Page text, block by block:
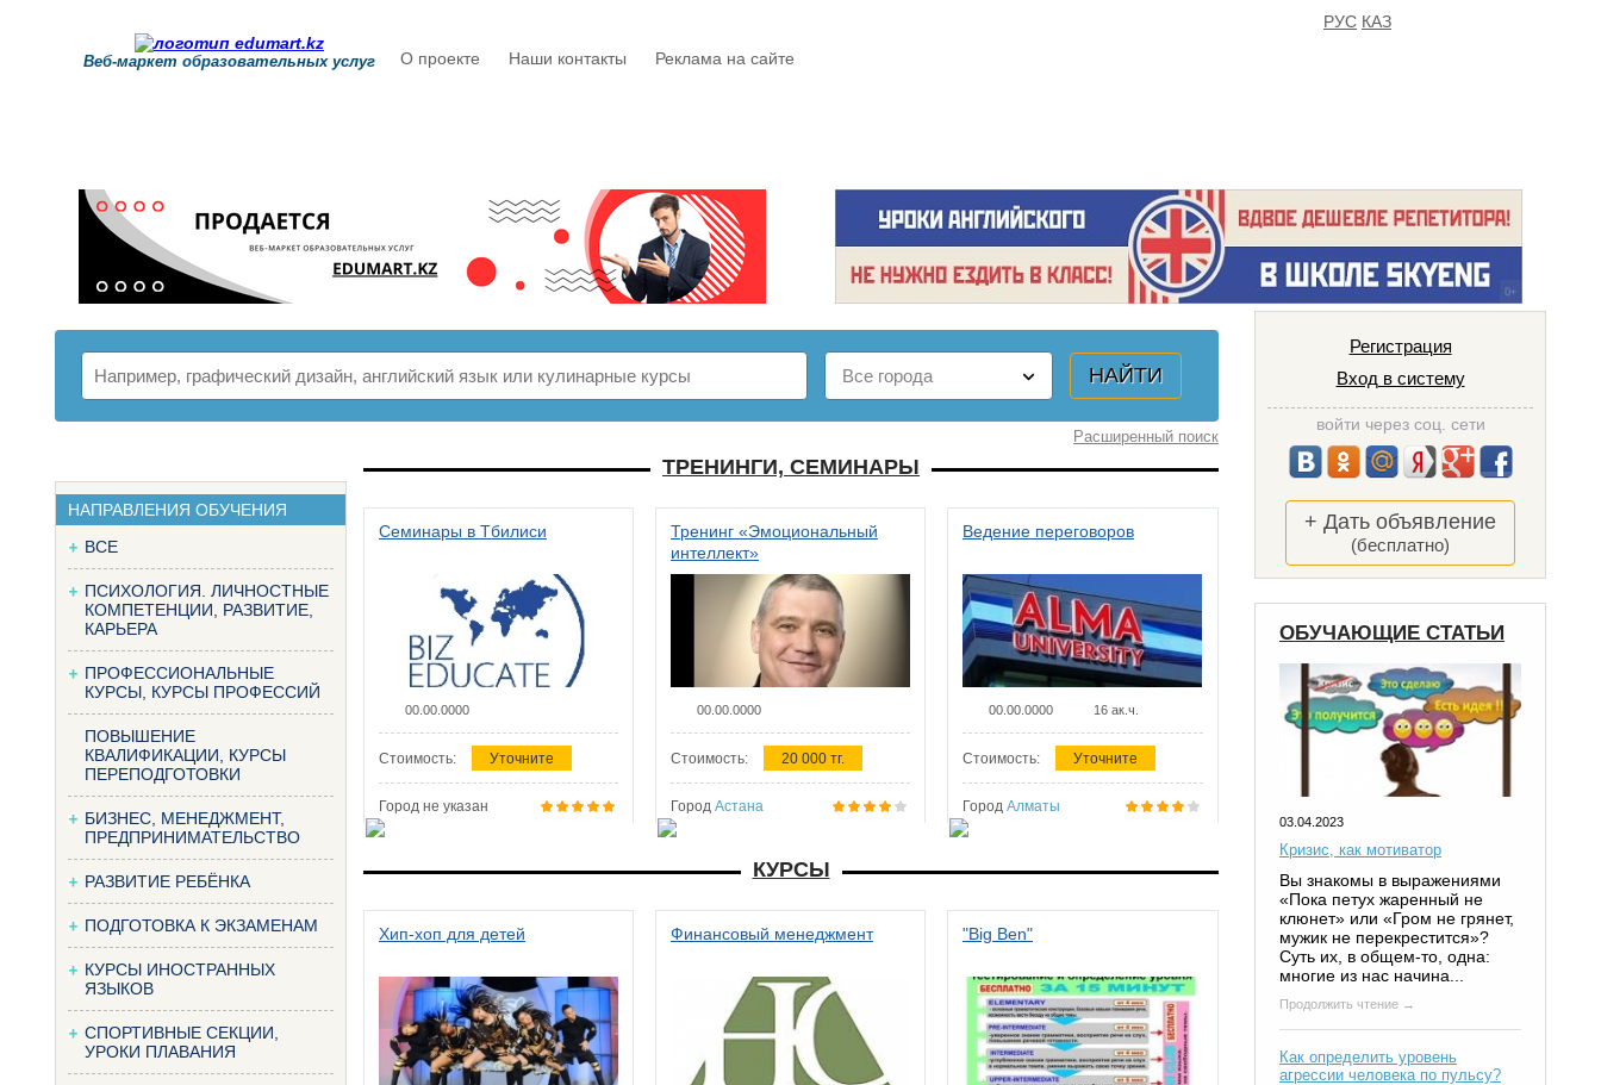
Веб-маркет образовательных услуг О проекте Наши контакты Реклама на сайте
РУС КАЗ
Расширенный поиск
НАПРАВЛЕНИЯ ОБУЧЕНИЯ
ВСЕ
ПСИХОЛОГИЯ. ЛИЧНОСТНЫЕ
КОМПЕТЕНЦИИ, РАЗВИТИЕ,
КАРЬЕРА
ПРОФЕССИОНАЛЬНЫЕ
КУРСЫ, КУРСЫ ПРОФЕССИЙ
ПОВЫШЕНИЕ
КВАЛИФИКАЦИИ, КУРСЫ
ПЕРЕПОДГОТОВКИ
БИЗНЕС, МЕНЕДЖМЕНТ,
ПРЕДПРИНИМАТЕЛЬСТВО
РАЗВИТИЕ РЕБЁНКА
ПОДГОТОВКА К ЭКЗАМЕНАМ
КУРСЫ ИНОСТРАННЫХ
ЯЗЫКОВ
СПОРТИВНЫЕ СЕКЦИИ,
УРОКИ ПЛАВАНИЯ
ТРЕНИНГИ, СЕМИНАРЫ
Семинары в Тбилиси
00.00.0000
Стоимость: Уточните
Город не указан
Тренинг «Эмоциональный
интеллект»
00.00.0000
Стоимость: 20 000 тг.
Город Астана
Ведение переговоров
00.00.0000 16 ак.ч.
Стоимость: Уточните
Город Алматы
КУРСЫ
Хип-хоп для детей Финансовый менеджмент "Big Ben"
Регистрация
Вход в систему
войти через соц. сети
+ Дать объявление
(бесплатно)
ОБУЧАЮЩИЕ СТАТЬИ
03.04.2023
Кризис, как мотиватор
Вы знакомы в выражениями
«Пока петух жаренный не
клюнет» или «Гром не грянет,
мужик не перекрестится»?
Суть их, в общем-то, одна:
многие из нас начина...
Продолжить чтение →
Как определить уровень
агрессии человека по пульсу?